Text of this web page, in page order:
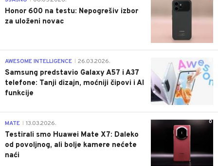
Honor 600 na testu: Nepogrešiv izbor
za uloženi novac
AWESOME INTELLIGENCE 26.03.2026.
Samsung predstavio Galaxy A57 i A37
telefone: Tanji dizajn, moćniji čipovi i AI
funkcije
0
MATE 13.03.2026.
Testirali smo Huawei Mate X7: Daleko
od povoljnog, ali bolje kamere nećete
naći